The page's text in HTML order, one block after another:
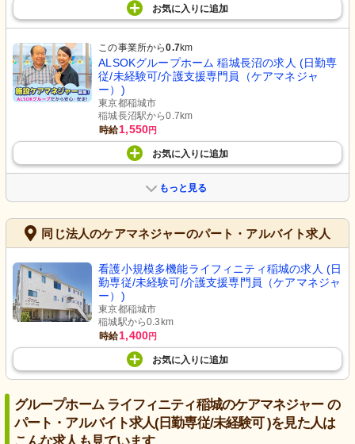
お気に入り に追加
この事業所から0.7km
ALSOKグループホーム 稲城長沼の求人 (日勤専
従/未経験可/介護支援専門員（ケアマネジャ
ー）)
東京都稲城市
稲城長沼駅から0.7km
時給1,550円
お気に入り に追加
もっと見る
同じ法人のケアマネジャーのパート・アルバイト求人
看護小規模多機能ライフィニティ稲城の求人 (日
勤専従/未経験可/介護支援専門員（ケアマネジャ
ー）)
東京都稲城市
稲城駅から0.3km
時給1,400円
お気に入り に追加
グループホーム ライフィニティ稲城のケアマネジャー の
パート・アルバイト求人(日勤専従/未経験可 )を見た人は